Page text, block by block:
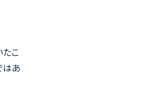
こ
はあ